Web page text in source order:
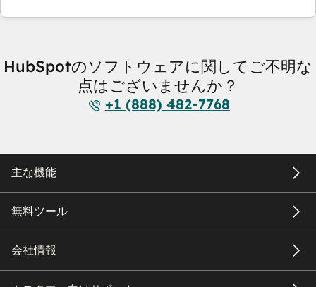
HubSpotのソフトウェアに関してご不明な
点はございませんか？
+1 (888) 482-7768
主な機能
無料ツール
会社情報